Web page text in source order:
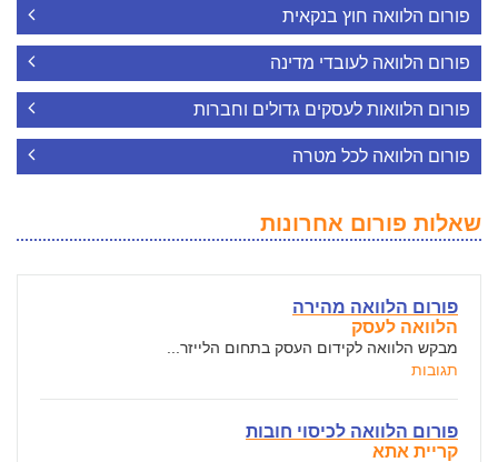
פורום הלוואה חוץ בנקאית
פורום הלוואה לעובדי מדינה
פורום הלוואות לעסקים גדולים וחברות
פורום הלוואה לכל מטרה
שאלות פורום אחרונות
פורום הלוואה מהירה
הלוואה לעסק
מבקש הלוואה לקידום העסק בתחום הלייזר...
תגובות
פורום הלוואה לכיסוי חובות
קריית אתא